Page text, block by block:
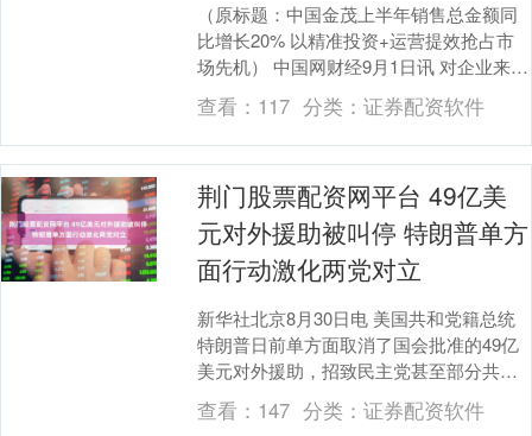
（原标题：中国金茂上半年销售总金额同
比增长20% 以精准投资+运营提效抢占市
场先机） 中国网财经9月1日讯 对企业来
说，跟随行业潮流能更好地乘风破浪，这
不是预言....
查看： 117 分类： 证券配资软件
荆门股票配资网平台 49亿美
元对外援助被叫停 特朗普单方
面行动激化两党对立
新华社北京8月30日电 美国共和党籍总统
特朗普日前单方面取消了国会批准的49亿
美元对外援助，招致民主党甚至部分共和
党人反对，激化了围绕支出控制权的争
斗。 综合多....
查看： 147 分类： 证券配资软件